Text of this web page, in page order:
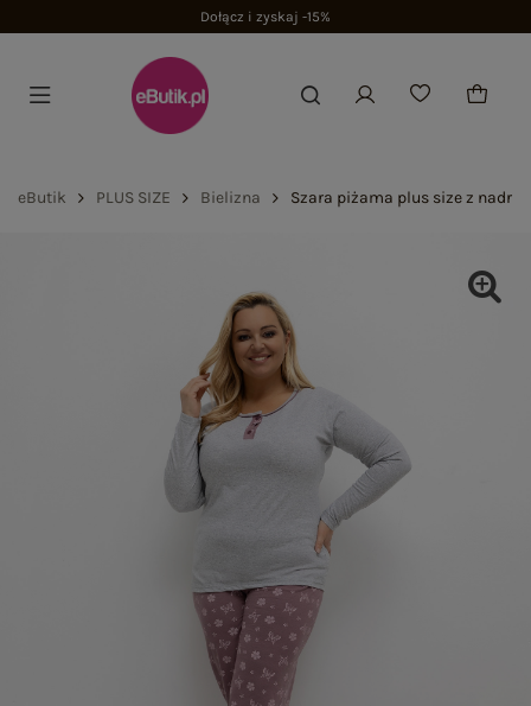
Dołącz i zyskaj -15%
eButik PLUS SIZE Bielizna Szara piżama plus size z